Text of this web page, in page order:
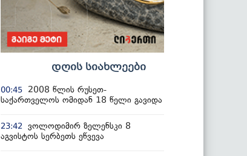
დღის სიახლეები
00:45
2008 წლის რუსეთ-
საქართველოს ომიდან 18 წელი გავიდა
23:42
ვოლოდიმირ ზელენსკი 8
აგვისტოს სერბეთს ეწვევა